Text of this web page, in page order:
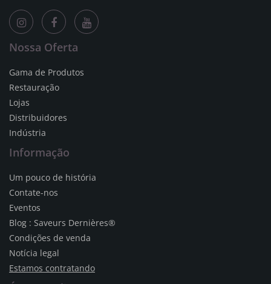
Nossa Oferta
Gama de Produtos
Restauração
Lojas
Distribuidores
Indústria
Informação
Um pouco de história
Contate-nos
Eventos
Blog : Saveurs Dernières®
Condições de venda
Notícia legal
Estamos contratando